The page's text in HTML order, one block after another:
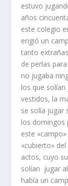
estuvo
años
este colegio
erigió un
tanto
de perlas
no jugaba
los que
vestidos, la
se solí­a jugar
los domingos
este
«cubierto»
actos, cuyo
solí­an jugar
habí­a un